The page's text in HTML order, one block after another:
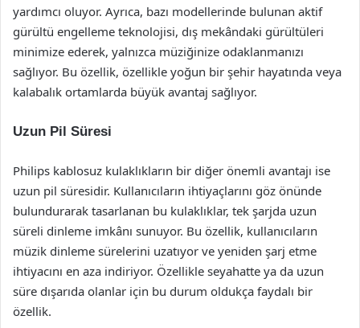
yardımcı oluyor. Ayrıca, bazı modellerinde bulunan aktif
gürültü engelleme teknolojisi, dış mekândaki gürültüleri
minimize ederek, yalnızca müziğinize odaklanmanızı
sağlıyor. Bu özellik, özellikle yoğun bir şehir hayatında veya
kalabalık ortamlarda büyük avantaj sağlıyor.
Uzun Pil Süresi
Philips kablosuz kulaklıkların bir diğer önemli avantajı ise
uzun pil süresidir. Kullanıcıların ihtiyaçlarını göz önünde
bulundurarak tasarlanan bu kulaklıklar, tek şarjda uzun
süreli dinleme imkânı sunuyor. Bu özellik, kullanıcıların
müzik dinleme sürelerini uzatıyor ve yeniden şarj etme
ihtiyacını en aza indiriyor. Özellikle seyahatte ya da uzun
süre dışarıda olanlar için bu durum oldukça faydalı bir
özellik.